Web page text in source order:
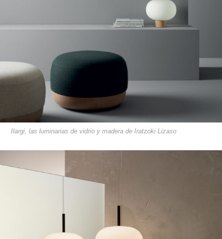
Ilargi, las luminarias de vidrio y madera de Iratzoki Lizaso